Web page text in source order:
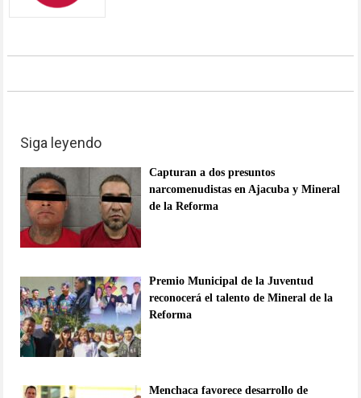
Siga leyendo
Capturan a dos presuntos
narcomenudistas en Ajacuba y Mineral
de la Reforma
Premio Municipal de la Juventud
reconocerá el talento de Mineral de la
Reforma
Menchaca favorece desarrollo de